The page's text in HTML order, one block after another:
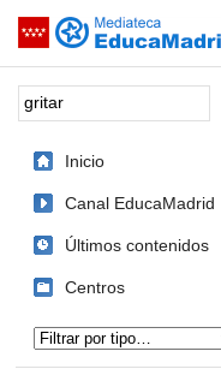
Saltar navegación
Palabra o frase:
Inicio
Canal EducaMadrid
Últimos contenidos
Centros